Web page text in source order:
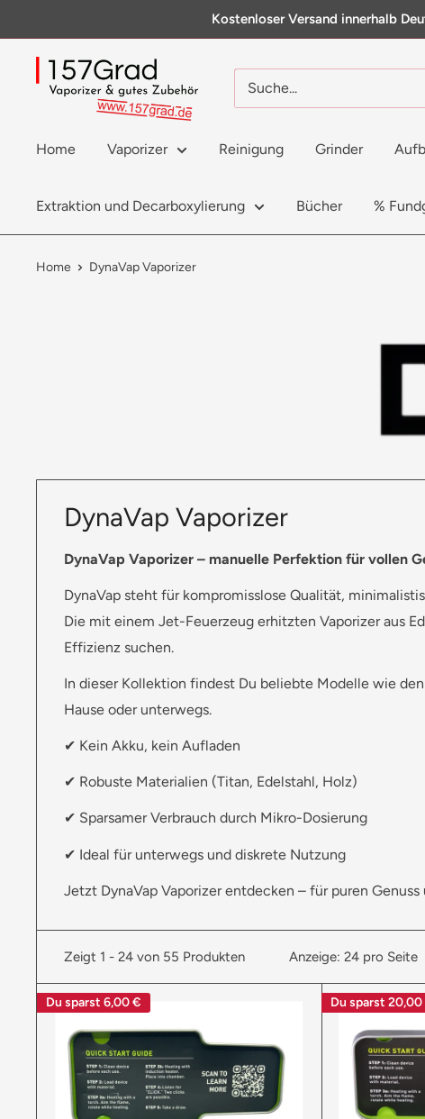
zum
Kostenloser Versand innerhalb
157Grad
Home Vaporizer Reinigung Grinder
Extraktion und Decarboxylierung Bücher %
Home DynaVap Vaporizer
DynaVap Vaporizer
DynaVap Vaporizer – manuelle Perfektion für vollen
DynaVap steht für kompromisslose Qualität,
Die mit einem Jet-Feuerzeug erhitzten Vaporizer aus
Effizienz suchen.
In dieser Kollektion findest Du beliebte Modelle wie den
Hause oder unterwegs.
✔ Kein Akku, kein Aufladen
✔ Robuste Materialien (Titan, Edelstahl, Holz)
✔ Sparsamer Verbrauch durch Mikro-Dosierung
✔ Ideal für unterwegs und diskrete Nutzung
Jetzt DynaVap Vaporizer entdecken – für puren
Zeigt 1 - 24 von 55 Produkten Anzeige: 24 pro Seite
Du sparst 6,00 € Du sparst 20,00